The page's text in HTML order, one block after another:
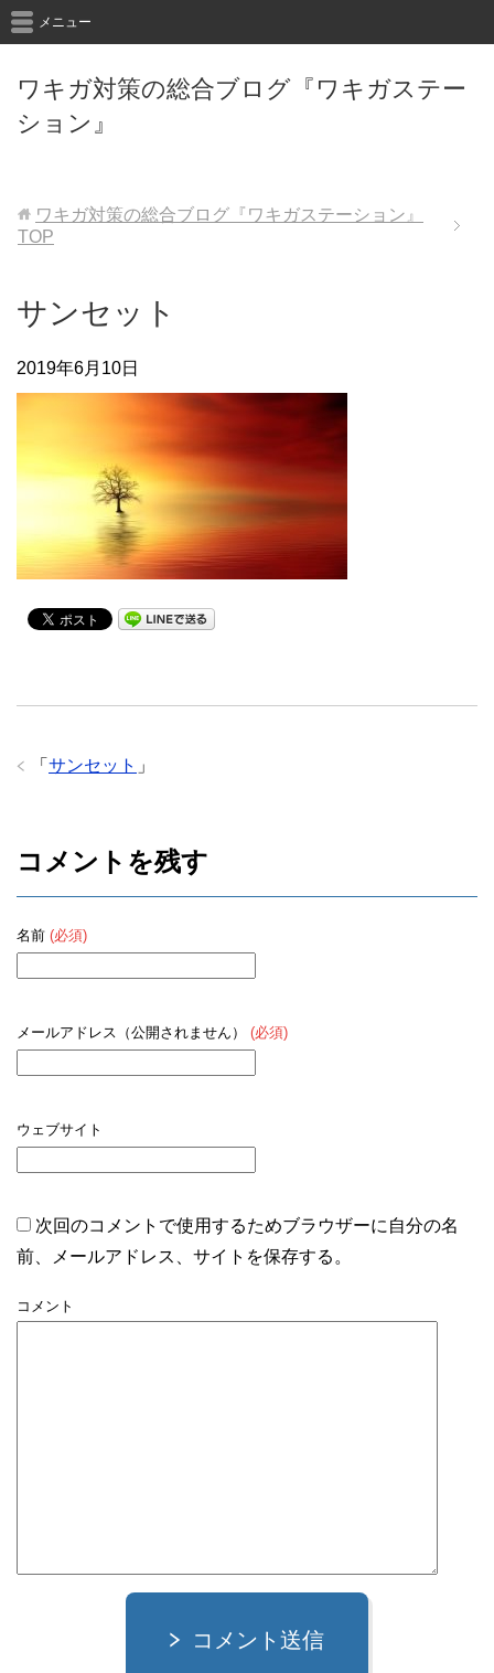
ワキガ対策の総合ブログ『ワキガステー
ション』
メニュー
ワキガ対策の総合ブログ『ワキガステーション』
TOP
サンセット
2019年6月10日
「 サンセット 」
コメントを残す
名前 (必須)
メールアドレス（公開されません） (必須)
ウェブサイト
次回のコメントで使用するためブラウザーに自分の名
前、メールアドレス、サイトを保存する。
コメント
コメント送信